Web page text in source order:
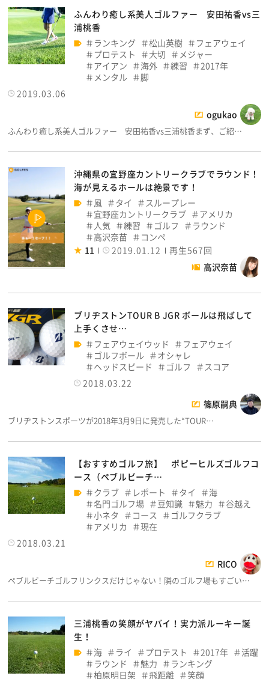
ふんわり癒し系美人ゴルファー 安田祐香vs三
浦桃香
ランキング
松山英樹
フェアウェイ
プロテスト
大切
メジャー
アイアン
海外 練習
2017年
メンタル
脚
2019.03.06
ogukao
ふんわり癒し系美人ゴルファー 安田祐香vs三浦桃香まず、ご紹…
沖縄県の宜野座カントリークラブでラウンド！
海が見えるホールは絶景です！
風
タイ
スループレー
宜野座カントリークラブ
アメリカ
人気
練習 ゴルフ
ラウンド
高沢奈苗
コンペ
11
2019.01.12
再生567回
高沢奈苗
ブリヂストンTOUR B JGR ボールは飛ばして
上手くさせ…
フェアウェイウッド
フェアウェイ
ゴルフボール
オシャレ
ヘッドスピード
ゴルフ
スコア
2018.03.22
篠原嗣典
ブリヂストンスポーツが2018年3月9日に発売した“TOUR…
【おすすめゴルフ旅】 ポピーヒルズゴルフコ
ース（ペブルビーチ…
クラブ
レポート タイ
海
名門ゴルフ場
豆知識 魅力
谷越え
小ネタ
コース
ゴルフクラブ
アメリカ
現在
2018.03.21
RICO
ペブルビーチゴルフリンクスだけじゃない！隣のゴルフ場もすごい…
三浦桃香の笑顔がヤバイ！実力派ルーキー誕
生！
海
ライ プロテスト 2017年
活躍
ラウンド
魅力
ランキング
柏原明日架
飛距離 笑顔